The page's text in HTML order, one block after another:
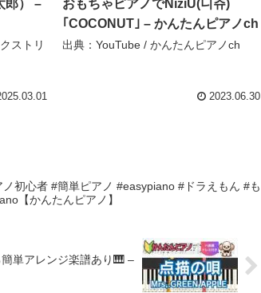
郎） –
ストリ
おもちゃピアノでNiziU(니쥬)
｢COCONUT｣ – かんたんピアノch
出典：YouTube / かんたんピアノch
2023.06.30
初心者 #簡単ピアノ #easypiano #ドラえもん #も
【かんたんピアノ】
単アレンジ楽譜あり🎹 –